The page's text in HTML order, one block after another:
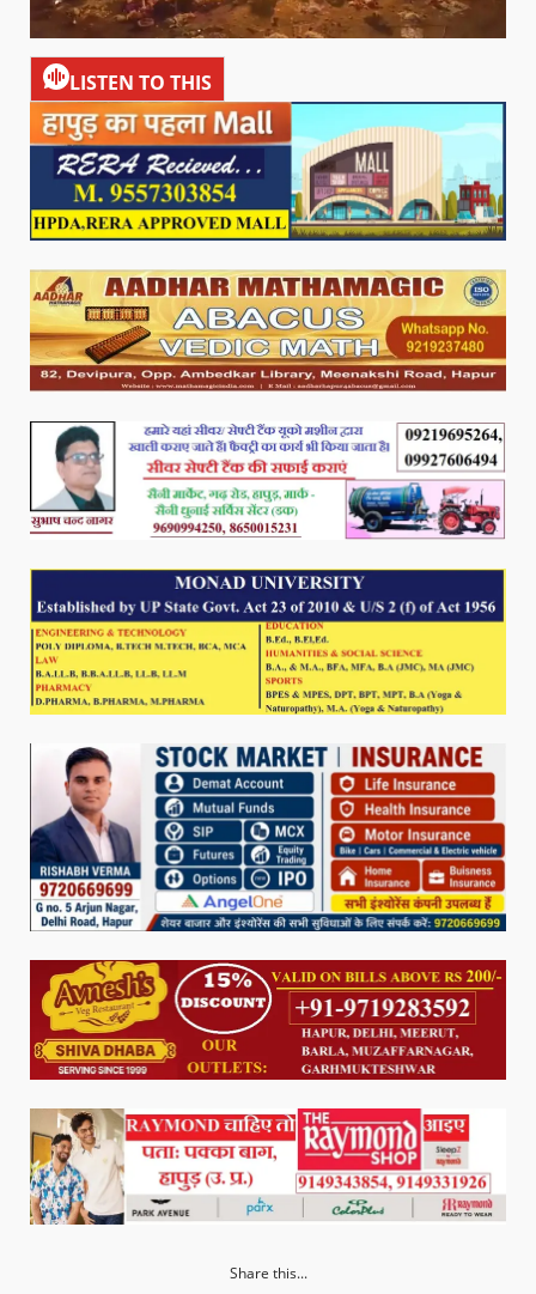
LISTEN TO THIS
Share this...